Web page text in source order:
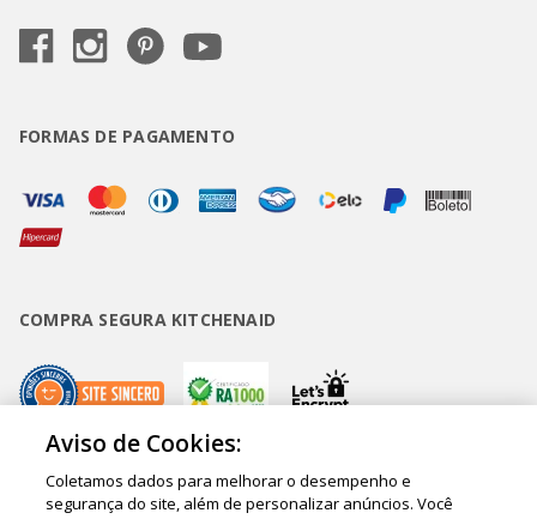
FORMAS DE PAGAMENTO
COMPRA SEGURA KITCHENAID
Copyright • BUD Comércio de Eletrodomésticos Ltda. ® 2020 - CNPJ
Aviso de Cookies:
Coletamos dados para melhorar o desempenho e
segurança do site, além de personalizar anúncios. Você